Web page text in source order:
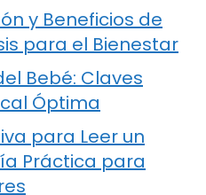
y Beneficios de
para el Bienestar
Bebé: Claves
Óptima
para Leer un
Práctica para